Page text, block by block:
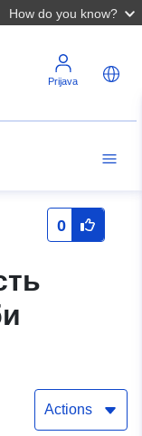
How do you know?
Prijava
0
Actions